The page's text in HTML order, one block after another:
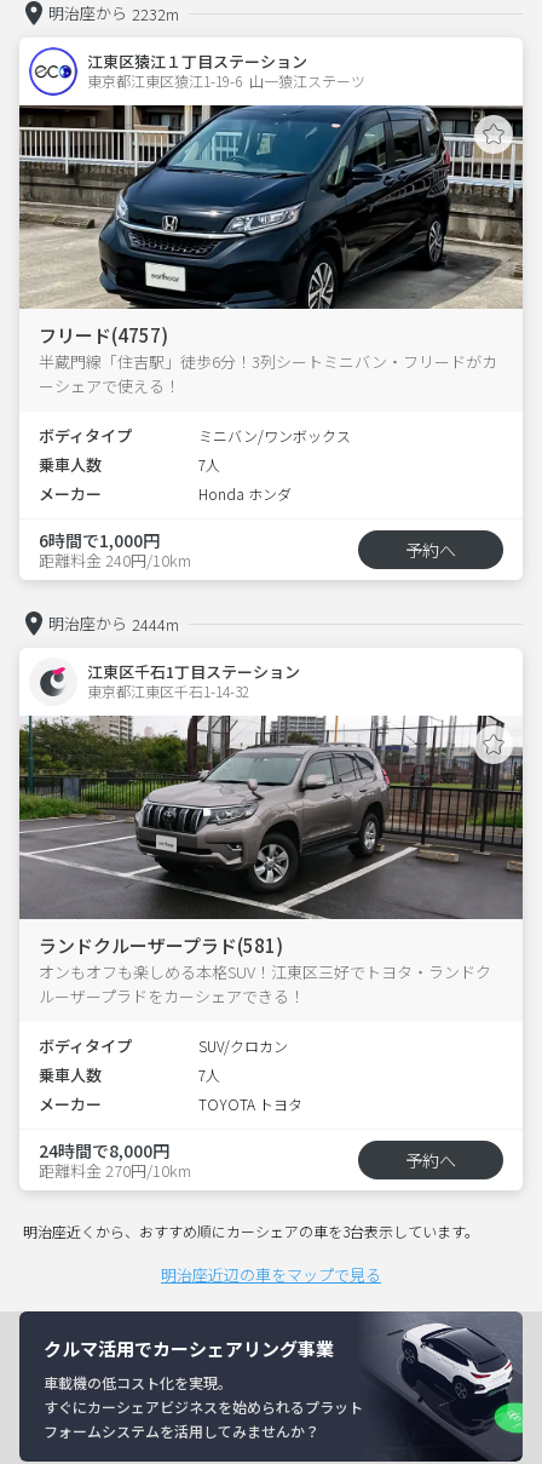
明治座から 2232m
江東区猿江１丁目ステーション
東京都江東区猿江1-19-6  山一猿江ステーツ
フリード(4757)
半蔵門線「住吉駅」徒歩6分！3列シートミニバン・フリードがカ
ーシェアで使える！
ボディタイプ ミニバン/ワンボックス
乗車人数 7人
メーカー Honda ホンダ
6時間で1,000円
距離料金 240円/10km 予約へ
明治座から 2444m
江東区千石1丁目ステーション
東京都江東区千石1-14-32
ランドクルーザープラド(581)
オンもオフも楽しめる本格SUV！江東区三好でトヨタ・ランドク
ルーザープラドをカーシェアできる！
ボディタイプ SUV/クロカン
乗車人数 7人
メーカー TOYOTA トヨタ
24時間で8,000円
距離料金 270円/10km 予約へ
明治座近くから、おすすめ順にカーシェアの車を3台表示しています。
明治座近辺の車をマップで見る
クルマ活用でカーシェアリング事業
車載機の低コスト化を実現。
すぐにカーシェアビジネスを始められるプラット
フォームシステムを活用してみませんか？